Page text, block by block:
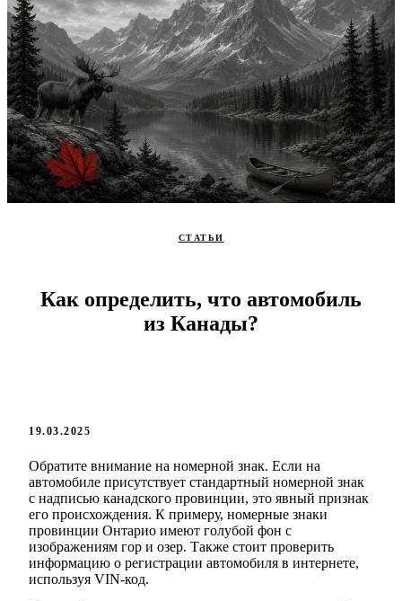
СТАТЬИ
Как определить, что автомобиль
из Канады?
19.03.2025
Обратите внимание на номерной знак. Если на
автомобиле присутствует стандартный номерной знак
с надписью канадского провинции, это явный признак
его происхождения. К примеру, номерные знаки
провинции Онтарио имеют голубой фон с
изображениям гор и озер. Также стоит проверить
информацию о регистрации автомобиля в интернете,
используя VIN-код.